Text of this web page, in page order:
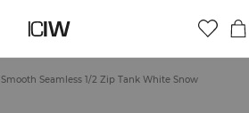
Smooth Seamless 1/2 Zip Tank White Snow